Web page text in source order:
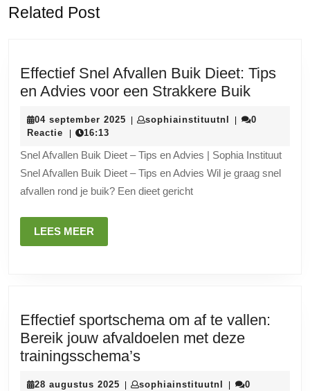
bericht:
Related Post
Effectief Snel Afvallen Buik Dieet: Tips
en Advies voor een Strakkere BuikEffectief
Afvallen
Dieet:
Tips
04 september 2025 04| sophiainstituutnl |
0
Reactie
| 16:13
Snel Afvallen Buik Dieet – Tips en Advies | Sophia Instituut
Snel Afvallen Buik Dieet – Tips en Advies Wil je graag snel
afvallen rond je buik? Een dieet gericht
LEES MEER
MEER
Effectief sportschema om af te vallen:
Bereik jouw afvaldoelen met deze
trainingsschema’sEffectief
28 augustus 2025 28| sophiainstituutnl sophiainstituutnl
|
0